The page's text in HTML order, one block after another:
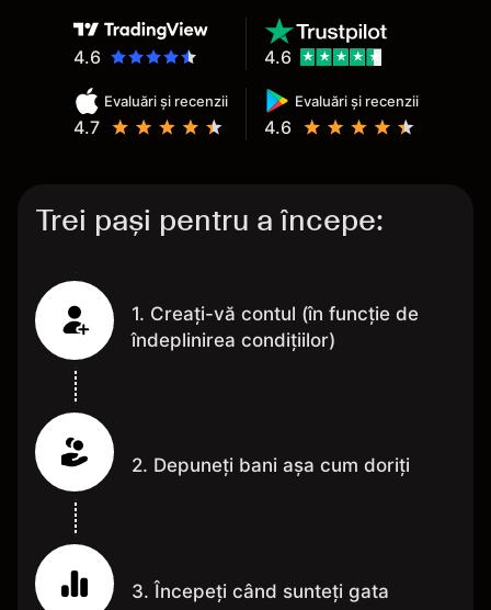
4.6
Evaluări și recenzii
4.7
Evaluări și recenzii
4.6
4.6
Trei pași pentru a începe:
1. Creați-vă contul (în funcție de
îndeplinirea condițiilor)
2. Depuneți bani așa cum doriți
3. Începeți când sunteți gata